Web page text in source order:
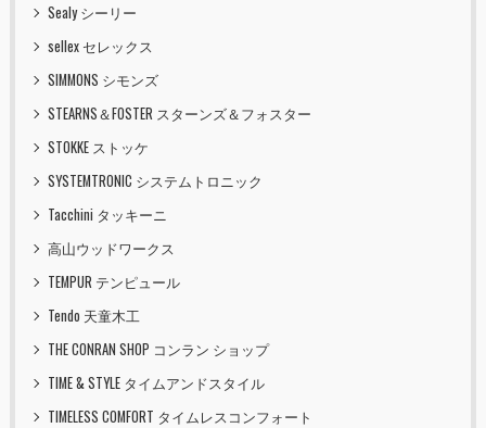
Sealy シーリー
sellex セレックス
SIMMONS シモンズ
STEARNS＆FOSTER スターンズ＆フォスター
STOKKE ストッケ
SYSTEMTRONIC システムトロニック
Tacchini タッキーニ
高山ウッドワークス
TEMPUR テンピュール
Tendo 天童木工
THE CONRAN SHOP コンラン ショップ
TIME & STYLE タイムアンドスタイル
TIMELESS COMFORT タイムレスコンフォート